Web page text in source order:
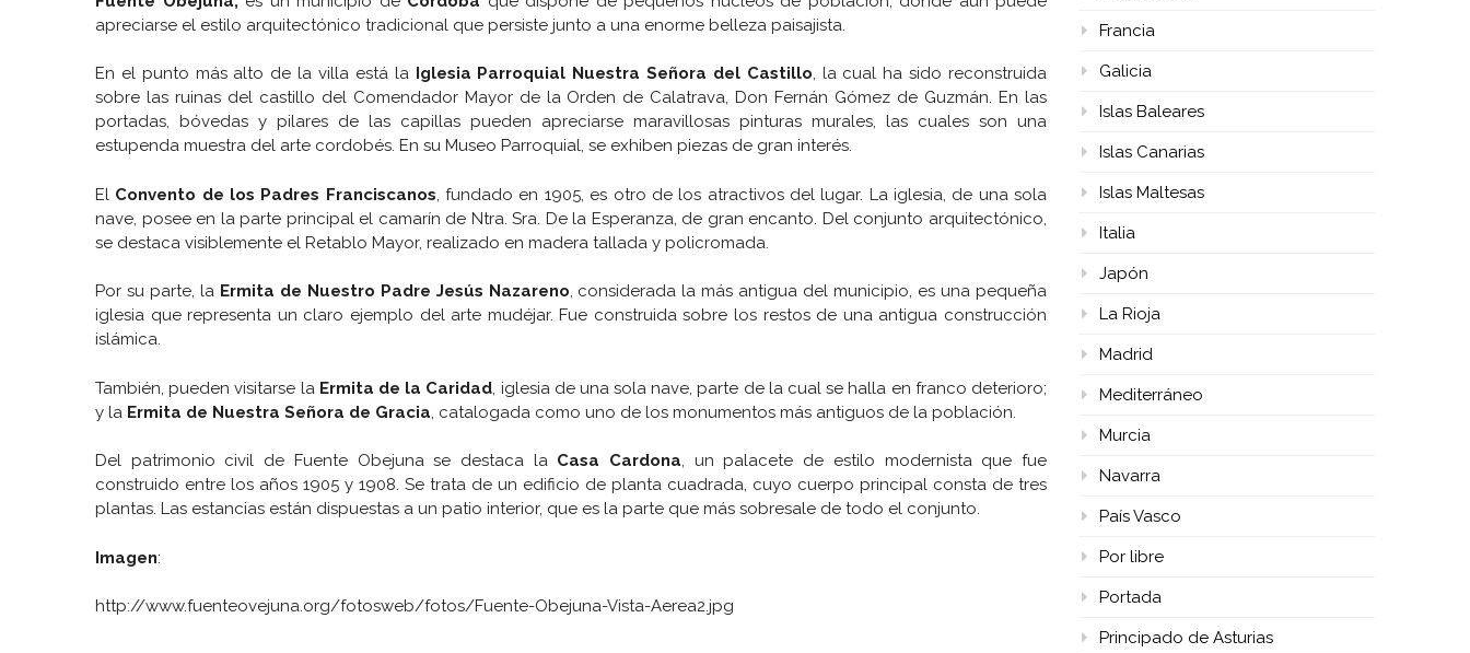
apreciarse el estilo arquitectónico tradicional que persiste junto a una enorme belleza paisajista.
En el punto más alto de la villa está la Iglesia Parroquial Nuestra Señora del Castillo, la cual ha sido reconstruida
sobre las ruinas del castillo del Comendador Mayor de la Orden de Calatrava, Don Fernán Gómez de Guzmán. En las
portadas, bóvedas y pilares de las capillas pueden apreciarse maravillosas pinturas murales, las cuales son una
estupenda muestra del arte cordobés. En su Museo Parroquial, se exhiben piezas de gran interés.
El Convento de los Padres Franciscanos, fundado en 1905, es otro de los atractivos del lugar. La iglesia, de una sola
nave, posee en la parte principal el camarín de Ntra. Sra. De la Esperanza, de gran encanto. Del conjunto arquitectónico,
se destaca visiblemente el Retablo Mayor, realizado en madera tallada y policromada.
Por su parte, la Ermita de Nuestro Padre Jesús Nazareno, considerada la más antigua del municipio, es una pequeña
iglesia que representa un claro ejemplo del arte mudéjar. Fue construida sobre los restos de una antigua construcción
islámica.
También, pueden visitarse la Ermita de la Caridad, iglesia de una sola nave, parte de la cual se halla en franco deterioro;
y la Ermita de Nuestra Señora de Gracia, catalogada como uno de los monumentos más antiguos de la población.
Del patrimonio civil de Fuente Obejuna se destaca la Casa Cardona, un palacete de estilo modernista que fue
construido entre los años 1905 y 1908. Se trata de un edificio de planta cuadrada, cuyo cuerpo principal consta de tres
plantas. Las estancias están dispuestas a un patio interior, que es la parte que más sobresale de todo el conjunto.
Imagen:
http://www.fuenteovejuna.org/fotosweb/fotos/Fuente-Obejuna-Vista-Aerea2.jpg
Francia
Galicia
Islas Baleares
Islas Canarias
Islas Maltesas
Italia
Japón
La Rioja
Madrid
Mediterráneo
Murcia
Navarra
País Vasco
Por libre
Portada
Principado de Asturias